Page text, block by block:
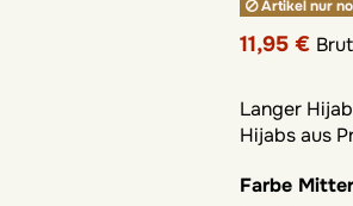
Artikel nur
11,95 €
Langer
Hijabs aus
Farbe